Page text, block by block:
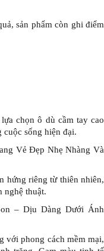
sản phẩm còn ghi điểm
chọn ô dù cầm tay cao
sống hiện đại.
Vẻ Đẹp Nhẹ Nhàng Và
hứng riêng từ thiên nhiên,
nghệ thuật.
– Dịu Dàng Dưới Ánh
với phong cách mềm mại,